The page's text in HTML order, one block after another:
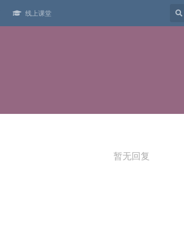
线上课堂
暂无回复